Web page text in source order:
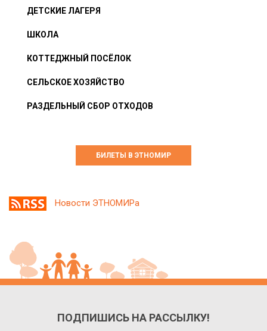
ДЕТСКИЕ ЛАГЕРЯ
ШКОЛА
КОТТЕДЖНЫЙ ПОСЁЛОК
СЕЛЬСКОЕ ХОЗЯЙСТВО
РАЗДЕЛЬНЫЙ СБОР ОТХОДОВ
БИЛЕТЫ В ЭТНОМИР
Новости ЭТНОМИРа
ПОДПИШИСЬ НА РАССЫЛКУ!